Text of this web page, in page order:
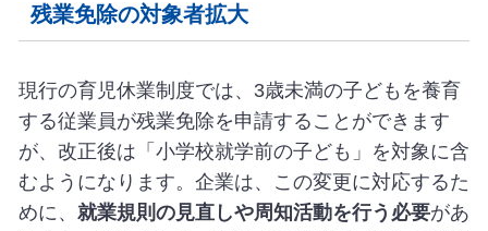
残業免除の対象者拡大
現行の育児休業制度では、3歳未満の子どもを養育
する従業員が残業免除を申請することができます
が、改正後は「小学校就学前の子ども」を対象に含
むようになります。企業は、この変更に対応するた
めに、 就業規則の見直しや周知活動を行う必要があ